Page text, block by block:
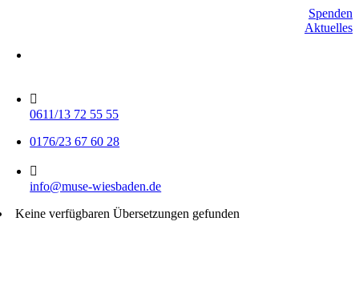
Spenden
Aktuelles
0611/13 72 55 55
0176/23 67 60 28
info@muse-wiesbaden.de
Keine verfügbaren Übersetzungen gefunden